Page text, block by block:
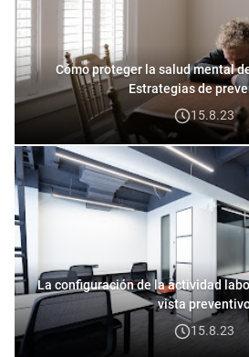
Cómo proteger la salud mental
Estrategias de
15.8.23
La configuración de la actividad
vista
15.8.23